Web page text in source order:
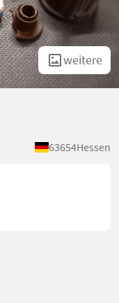
weitere
63654Hessen